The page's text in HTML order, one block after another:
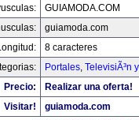
GUIAMODA.COM
guiamoda.com
8 caracteres
Portales, TelevisiÃ³n
Precio:
Realizar una oferta!
Visitar!
guiamoda.com